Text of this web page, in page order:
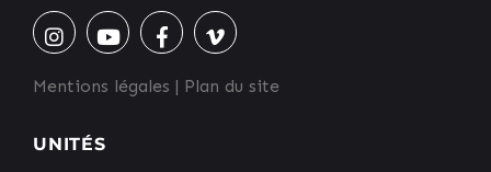
Mentions légales | Plan du site
UNITÉS